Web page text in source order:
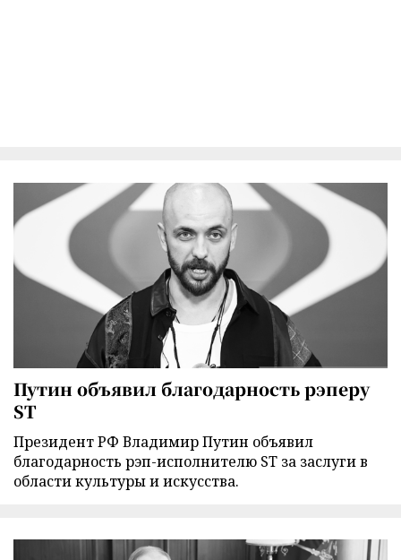
Путин объявил благодарность рэперу
ST
Президент РФ Владимир Путин объявил
благодарность рэп-исполнителю ST за заслуги в
области культуры и искусства.